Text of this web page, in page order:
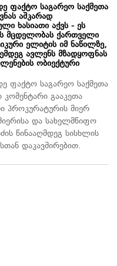
ფაქტო საგარეო საქმეთა
აშკარად
ხასიათი აქვს - ეს
მცდელობას ქართველი
ელიტის იმ ნაწილზე,
ავლენს მზადყოფნას
ობიექტური
ფაქტო საგარეო საქმეთა
გააკეთა
პროკურატურის მიერ
და სახელმწიფო
წინააღმდეგ სისხლის
დაკავშირებით.